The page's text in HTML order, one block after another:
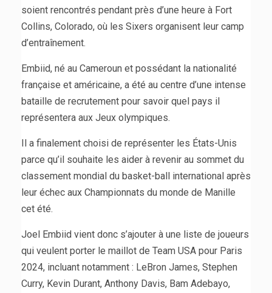
soient rencontrés pendant près d’une heure à Fort
Collins, Colorado, où les Sixers organisent leur camp
d’entraînement.
Embiid, né au Cameroun et possédant la nationalité
française et américaine, a été au centre d’une intense
bataille de recrutement pour savoir quel pays il
représentera aux Jeux olympiques.
Il a finalement choisi de représenter les États-Unis
parce qu’il souhaite les aider à revenir au sommet du
classement mondial du basket-ball international après
leur échec aux Championnats du monde de Manille
cet été.
Joel Embiid vient donc s’ajouter à une liste de joueurs
qui veulent porter le maillot de Team USA pour Paris
2024, incluant notamment : LeBron James, Stephen
Curry, Kevin Durant, Anthony Davis, Bam Adebayo,